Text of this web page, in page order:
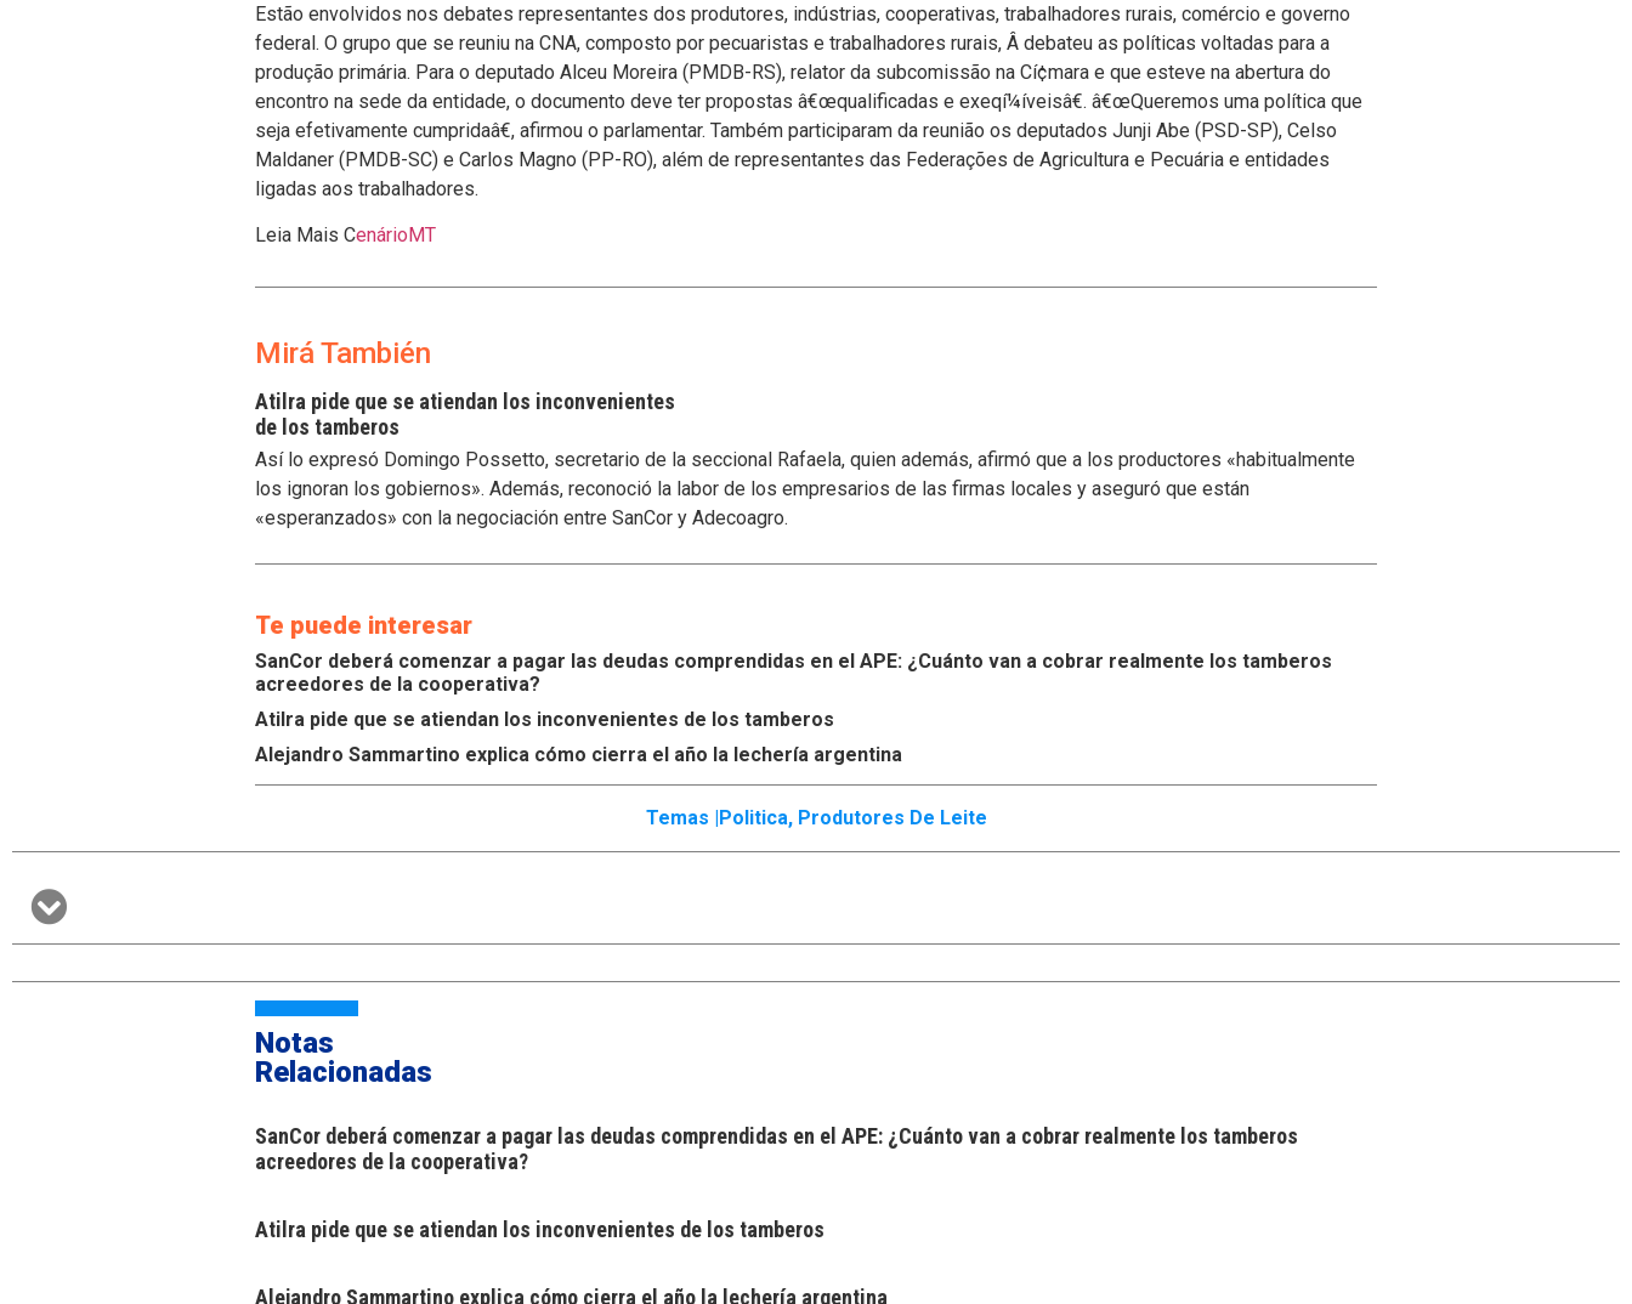
Estão envolvidos nos debates representantes dos produtores, indústrias, cooperativas, trabalhadores rurais, comércio e governo
federal. O grupo que se reuniu na CNA, composto por pecuaristas e trabalhadores rurais, Â debateu as polí­ticas voltadas para a
produção primária. Para o deputado Alceu Moreira (PMDB-RS), relator da subcomissão na Cí¢mara e que esteve na abertura do
encontro na sede da entidade, o documento deve ter propostas â€œqualificadas e exeqí¼í­veisâ€. â€œQueremos uma polí­tica que
seja efetivamente cumpridaâ€, afirmou o parlamentar. Também participaram da reunião os deputados Junji Abe (PSD-SP), Celso
Maldaner (PMDB-SC) e Carlos Magno (PP-RO), além de representantes das Federações de Agricultura e Pecuária e entidades
ligadas aos trabalhadores.
Leia Mais CenárioMT
Mirá También
Atilra pide que se atiendan los inconvenientes
de los tamberos
Así lo expresó Domingo Possetto, secretario de la seccional Rafaela, quien además, afirmó que a los productores «habitualmente
los ignoran los gobiernos». Además, reconoció la labor de los empresarios de las firmas locales y aseguró que están
«esperanzados» con la negociación entre SanCor y Adecoagro.
Te puede interesar
SanCor deberá comenzar a pagar las deudas comprendidas en el APE: ¿Cuánto van a cobrar realmente los tamberos
acreedores de la cooperativa?
Atilra pide que se atiendan los inconvenientes de los tamberos
Alejandro Sammartino explica cómo cierra el año la lechería argentina
Temas |Politica, Produtores De Leite
Notas
Relacionadas
SanCor deberá comenzar a pagar las deudas comprendidas en el APE: ¿Cuánto van a cobrar realmente los tamberos
acreedores de la cooperativa?
Atilra pide que se atiendan los inconvenientes de los tamberos
Alejandro Sammartino explica cómo cierra el año la lechería argentina